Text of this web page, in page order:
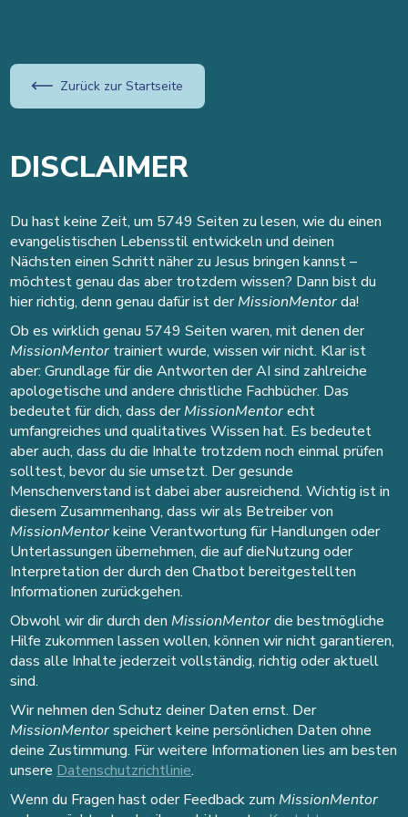
Zurück zur Startseite
DISCLAIMER
Du hast keine Zeit, um 5749 Seiten zu lesen, wie du einen
evangelistischen Lebensstil entwickeln und deinen
Nächsten einen Schritt näher zu Jesus bringen kannst –
möchtest genau das aber trotzdem wissen? Dann bist du
hier richtig, denn genau dafür ist derMissionMentorda!
Ob es wirklich genau 5749 Seiten waren, mit denen der
MissionMentor trainiert wurde, wissen wir nicht. Klar ist
aber: Grundlage für die Antworten der AI sind zahlreiche
apologetische und andere christliche Fachbücher. Das
bedeutet für dich, dass derMissionMentorecht
umfangreiches und qualitatives Wissen hat. Es bedeutet
aber auch, dass du die Inhalte trotzdem noch einmal prüfen
solltest, bevor du sie umsetzt. Der gesunde
Menschenverstand ist dabei aber ausreichend. Wichtig ist in
diesem Zusammenhang, dass wir als Betreiber von
MissionMentorkeine Verantwortung für Handlungen oder
Unterlassungen übernehmen, die auf dieNutzung oder
Interpretation der durch den Chatbot bereitgestellten
Informationen zurückgehen.
Obwohl wir dir durch denMissionMentordie bestmögliche
Hilfe zukommen lassen wollen, können wir nicht garantieren,
dass alle Inhalte jederzeit vollständig, richtig oder aktuell
sind.
Wir nehmen den Schutz deiner Daten ernst. Der
MissionMentorspeichert keine persönlichen Daten ohne
deine Zustimmung. Für weitere Informationen lies am besten
unsere Datenschutzrichtlinie.
Wenn du Fragen hast oder Feedback zumMissionMentor